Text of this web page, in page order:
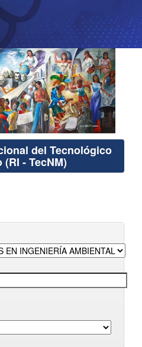
del Tecnológico
- TecNM)